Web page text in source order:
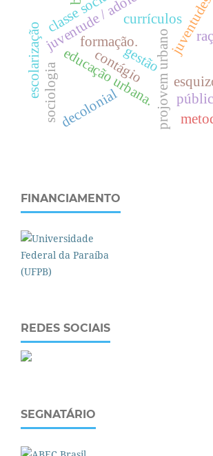
currículos
projovem urbano
e
d
u
c
a
ç
ã
o
u
r
b
a
n
a
.
c
l
a
s
s
e
s
o
c
i
a
l
gestão
juventudes
escolarização formação.
decolonial
contágio
sociologia
FINANCIAMENTO
REDES SOCIAIS
SEGNATÁRIO